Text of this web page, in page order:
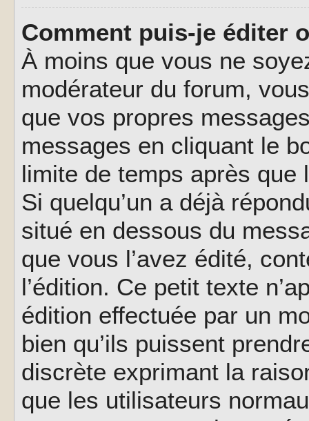
Comment puis-je éditer
À moins que vous ne
modérateur du forum,
que vos propres
messages en cliquant le
limite de temps après
Si quelqu’un a déjà
situé en dessous du
que vous l’avez édité,
l’édition. Ce petit texte
édition effectuée par un
bien qu’ils puissent
discrète exprimant la
que les utilisateurs